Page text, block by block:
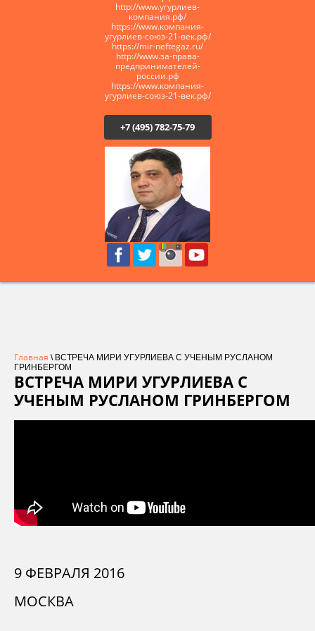
http://www.угурлиев-
компания.рф/
https://www.компания-
угурлиев-союз-21-век.рф/
https://mir-neftegaz.ru/
http://www.за-права-
предпринимателей-
россии.рф
https://www.компания-
угурлиев-союз-21-век.рф/
+7 (495) 782-75-79
Главная \ ВСТРЕЧА МИРИ УГУРЛИЕВА С УЧЕНЫМ РУСЛАНОМ
ГРИНБЕРГОМ
ВСТРЕЧА МИРИ УГУРЛИЕВА С
УЧЕНЫМ РУСЛАНОМ ГРИНБЕРГОМ
9 ФЕВРАЛЯ 2016
МОСКВА